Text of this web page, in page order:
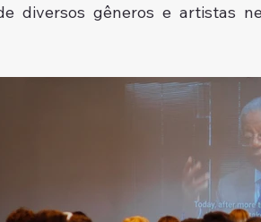
diversos gêneros e artistas